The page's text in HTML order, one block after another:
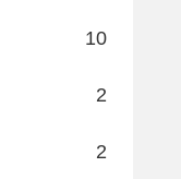
10
2
2